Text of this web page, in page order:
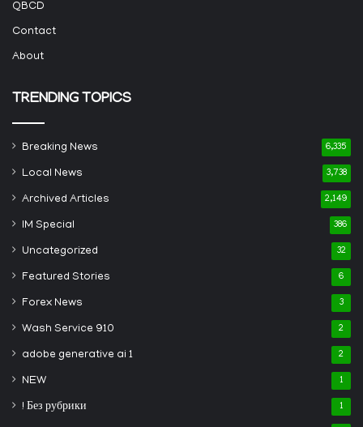
QBCD
Contact
About
TRENDING TOPICS
Breaking News 6,335
Local News 3,738
Archived Articles 2,149
IM Special 386
Uncategorized 32
Featured Stories 6
Forex News 3
Wash Service 910 2
adobe generative ai 1 2
NEW 1
! Без рубрики 1